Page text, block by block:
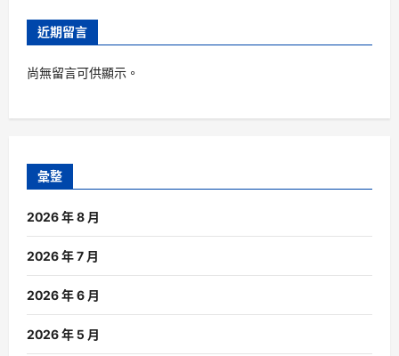
近期留言
尚無留言可供顯示。
彙整
2026 年 8 月
2026 年 7 月
2026 年 6 月
2026 年 5 月